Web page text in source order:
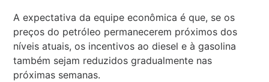
A expectativa da equipe econômica é que, se os
preços do petróleo permanecerem próximos dos
níveis atuais, os incentivos ao diesel e à gasolina
também sejam reduzidos gradualmente nas
próximas semanas.